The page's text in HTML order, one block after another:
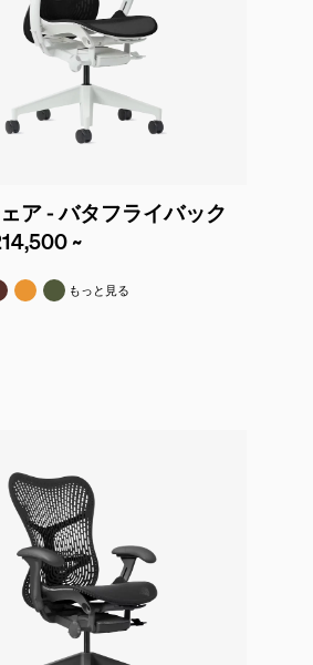
ア - バタフライバック
~
ト
イン
ドバン
オウカオリーブ
もっと見る